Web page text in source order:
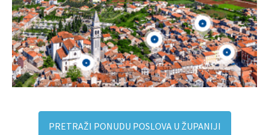
PRETRAŽI PONUDU POSLOVA U ŽUPANIJI